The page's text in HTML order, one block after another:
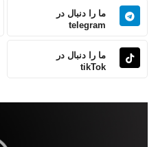
ما را دنبال در
telegram
ما را دنبال در
tikTok